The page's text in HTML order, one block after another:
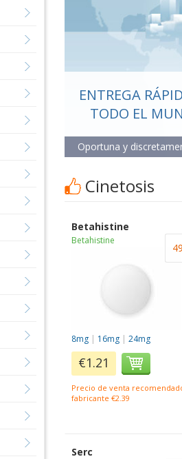
ENTREGA
TODO EL
Oportuna y
Cinetosis
Betahistine
Betahistine
8mg | 16mg |24mg
€1.21
Precio de venta
fabricante €2.39
Serc